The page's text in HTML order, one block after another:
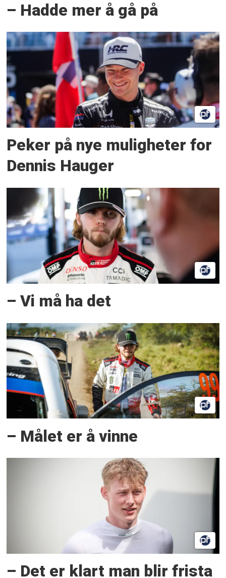
– Hadde mer å gå på
Peker på nye muligheter for
Dennis Hauger
– Vi må ha det
– Målet er å vinne
– Det er klart man blir frista